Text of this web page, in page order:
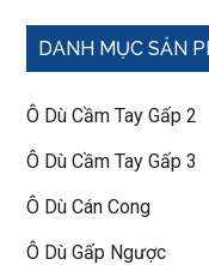
DANH MỤC SẢN
Ô Dù Cầm Tay Gấp 2
Ô Dù Cầm Tay Gấp 3
Ô Dù Cán Cong
Ô Dù Gấp Ngược